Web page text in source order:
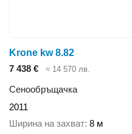
Krone kw 8.82
7 438 €
≈ 14 570 лв.
Сенообръщачка
2011
Ширина на захват 8 м